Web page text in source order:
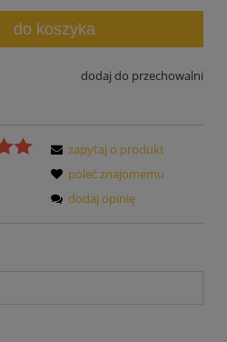
do koszyka
dodaj do przechowalni
zapytaj o produkt
poleć znajomemu
dodaj opinię
kosztów płatności